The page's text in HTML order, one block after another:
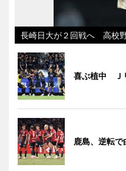
長崎日大が２回戦へ 高校
喜ぶ植中 Ｊ
鹿島、逆転